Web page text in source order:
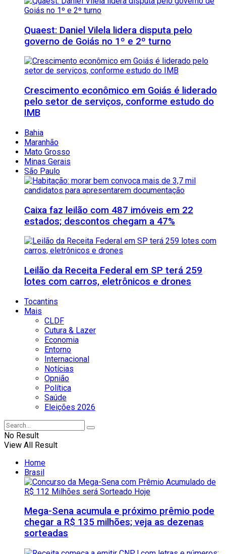
Quaest: Daniel Vilela lidera disputa pelo
governo de Goiás no 1º e 2º turno
Crescimento econômico em Goiás é liderado
pelo setor de serviços, conforme estudo do
IMB
Bahia
Maranhão
Mato Grosso
Minas Gerais
São Paulo
Caixa faz leilão com 487 imóveis em 22
estados; descontos chegam a 47%
Leilão da Receita Federal em SP terá 259
lotes com carros, eletrônicos e drones
Tocantins
Mais
CLDF
Cutura & Lazer
Economia
Entorno
Internacional
Notícias
Opnião
Política
Saúde
Eleições 2026
No Result
View All Result
Home
Brasil
Mega-Sena acumula e próximo prêmio pode
chegar a R$ 135 milhões; veja as dezenas
sorteadas